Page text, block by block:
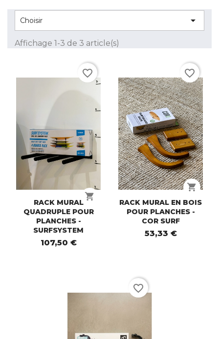
Choisir 
Affichage 1-3 de 3 article(s)
shopping_cart
RACK MURAL
QUADRUPLE POUR
PLANCHES -
SURFSYSTEM
107,50 €
favorite_border
shopping_cart
RACK MURAL EN BOIS
POUR PLANCHES -
COR SURF
53,33 €
favorite_border
favorite_border